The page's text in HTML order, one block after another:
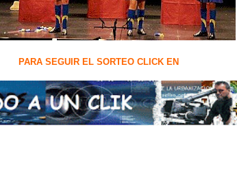
PARA SEGUIR EL SORTEO CLICK EN